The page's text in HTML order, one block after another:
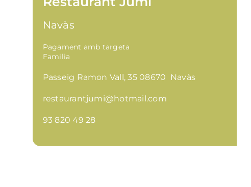
Navàs
Pagament amb targeta
Familia
Passeig Ramon Vall, 35 08670 Navàs
restaurantjumi@hotmail.com
93 820 49 28